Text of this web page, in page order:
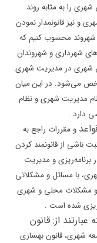
شهری را بهمثابه روند
و نیز قانونمدار نمودن
شهروند محسوب کنیم که
شهرداری و شهروندان
شهری در مدیریت شهری
می‌شود. در این میان
مدیریت شهری و نظام
دارد .
و مقررات راجع به
ناشی از قانونمند کردن
برنامه‌ریزی و مدیریت
با مسائل و مشکلاتی
و مشکلات محلی و شهری
شده است .
از: قانون
شهری، قانون بهسازی